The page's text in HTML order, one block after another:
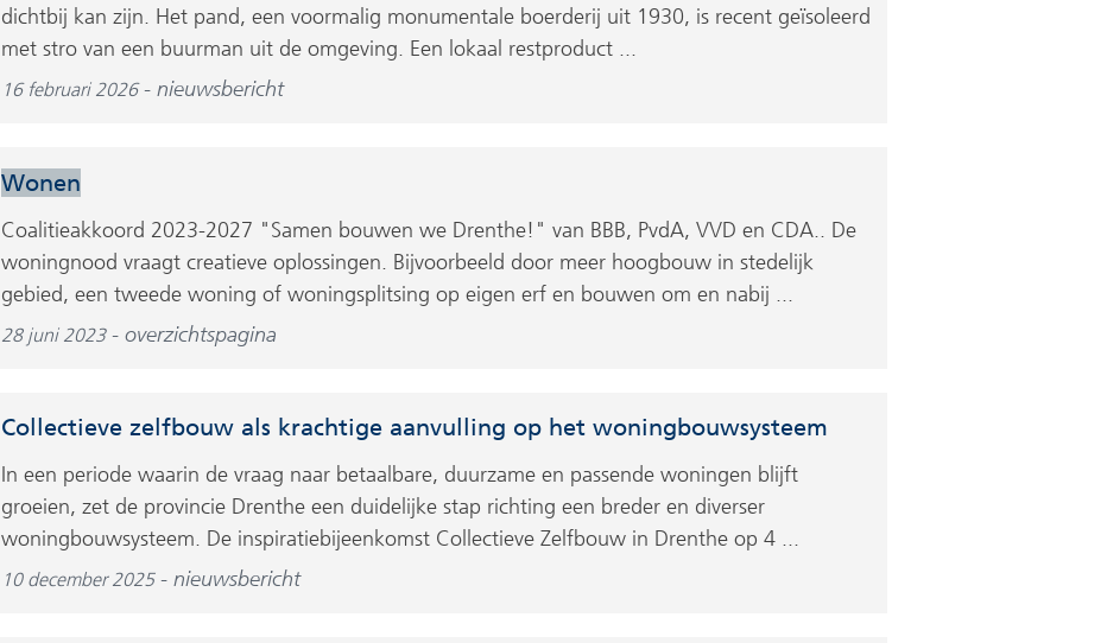
dichtbij kan zijn. Het pand, een voormalig monumentale boerderij uit 1930, is recent geïsoleerd
met stro van een buurman uit de omgeving. Een lokaal restproduct ...
16 februari 2026 nieuwsbericht
Wonen
Coalitieakkoord 2023-2027 "Samen bouwen we Drenthe!" van BBB, PvdA, VVD en CDA.. De
woningnood vraagt creatieve oplossingen. Bijvoorbeeld door meer hoogbouw in stedelijk
gebied, een tweede woning of woningsplitsing op eigen erf en bouwen om en nabij ...
28 juni 2023 overzichtspagina
Collectieve zelfbouw als krachtige aanvulling op het woningbouwsysteem
In een periode waarin de vraag naar betaalbare, duurzame en passende woningen blijft
groeien, zet de provincie Drenthe een duidelijke stap richting een breder en diverser
woningbouwsysteem. De inspiratiebijeenkomst Collectieve Zelfbouw in Drenthe op 4 ...
10 december 2025 nieuwsbericht